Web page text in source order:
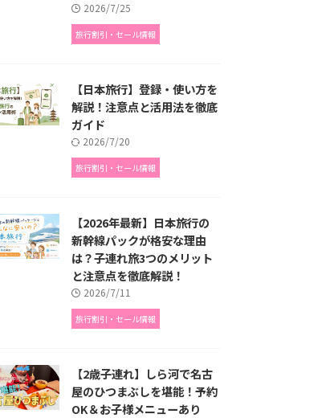
2026/7/25
旅行割引・セール情報
【日本旅行】登録・使い方を
解説！注意点と活用法を徹底
ガイド
2026/7/20
旅行割引・セール情報
【2026年最新】日本旅行の
新幹線パックが格安な理由
は？子連れ旅3つのメリット
と注意点を徹底解説！
2026/7/11
旅行割引・セール情報
【2歳子連れ】しら河で名古
屋のひつまぶしを堪能！予約
OK＆お子様メニューあり